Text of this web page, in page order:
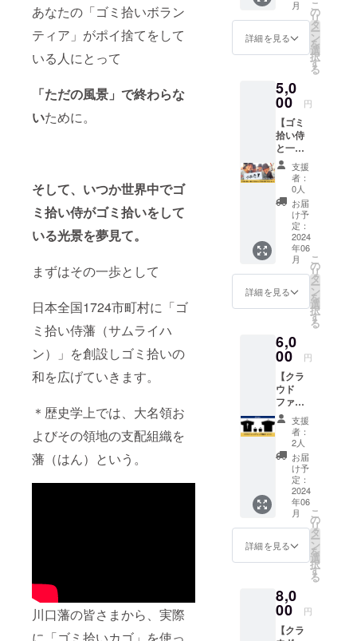
あなたの「ゴミ拾いボラン
ティア」がポイ捨てをして
いる人にとって
「ただの風景」で終わらな
いために。
そして、いつか世界中でゴ
ミ拾い侍がゴミ拾いをして
いる光景を夢見て。
まずはその一歩として
日本全国1724市町村に「ゴ
ミ拾い侍藩（サムライハ
ン）」を創設しゴミ拾いの
和を広げていきます。
＊歴史学上では、大名領お
よびその領地の支配組織を
藩（はん）という。
川口藩の皆さまから、実際
セージ
ゴミ拾
い侍へ
や 日頃
ゴミ問
題に対
しての
メッ
セージ
をお願
いいた
しま
す。 こ
ちらの
ホーム
ページ
に掲載
いたし
https://
gomihir
i.com ※
掲載方
法：文
字のみ
♢上乗
せ支援
※ご支援
をして
いただ
く際
に、ど
のリ
ターン
も『上
するこ
とがで
都合が
よろし
ければ
リター
侍」オ
リジナ
ルのタ
ンブ
材：ス
テンレ
ス 色：
シル
バー 容
量：
380ml ※
送料込
みのお
値段で
す。
月
詳細を見る
こ
の
リ
タ
ー
ン
を
選
択
す
る
5,0
00 円
【ゴミ
拾い侍
と一緒
にゴミ
拾い＋
ゴミ拾
い侍タ
オル
（ゴミ
拾い参
加時に
手渡し
いたし
ま
す）】
あなた
をお待
ちして
いま
す！！
・「ゴ
ミ拾い
侍」の
普段の
ゴミ拾
い活動
に参加
できま
す。 ・
「ゴミ
拾い
侍」オ
す。 ・
写真の
デザイ
支援
者：
0人
お届
け予
定：
2024
年06
月
詳細を見る
こ
の
リ
タ
ー
ン
を
選
択
す
る
6,0
00 円
【クラ
ウド
ファン
ディン
グ限定
ゴミ拾
い侍T
シャ
ツ】
「ゴミ
拾い
侍」ク
ラウド
ファン
ディン
のTシャ
ツで
す。 こ
れを着
支援
者：
2人
お届
け予
定：
2024
年06
月
詳細を見る
こ
の
リ
タ
ー
ン
を
選
択
す
る
8,0
00 円
【クラ